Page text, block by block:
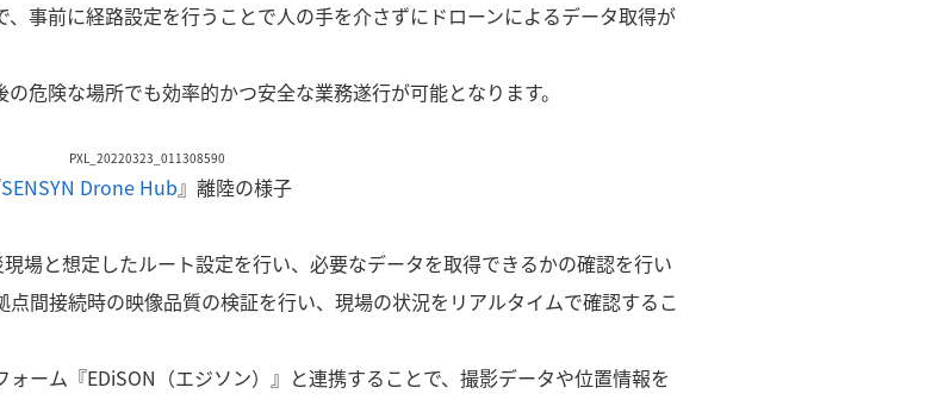
事前に経路設定を行うことで人の手を介さずにドローンによるデータ取得が
危険な場所でも効率的かつ安全な業務遂行が可能となります。
SENSYN Drone Hub』離陸の様子
場と想定したルート設定を行い、必要なデータを取得できるかの確認を行い
間接続時の映像品質の検証を行い、現場の状況をリアルタイムで確認するこ
ーム『EDiSON（エジソン）』と連携することで、撮影データや位置情報を